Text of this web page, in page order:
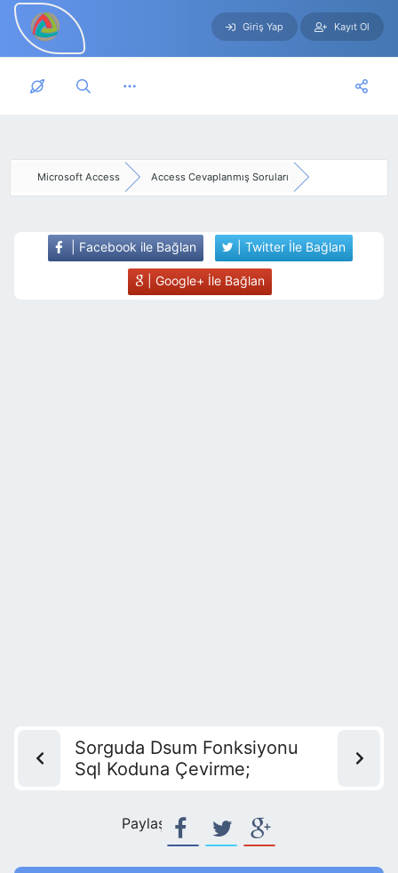
Skip to main content
Giriş Yap Kayıt Ol
Microsoft Access Access Cevaplanmış Soruları
| Facebook ile Bağlan | Twitter İle Bağlan
| Google+ İle Bağlan
Sorguda Dsum Fonksiyonu
Sql Koduna Çevirme;
Paylaş: